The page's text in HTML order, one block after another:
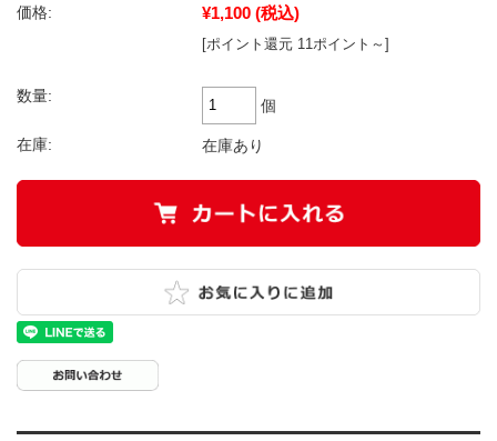
価格: ¥1,100 (税込)
[ポイント還元 11ポイント～]
数量:
個
在庫: 在庫あり